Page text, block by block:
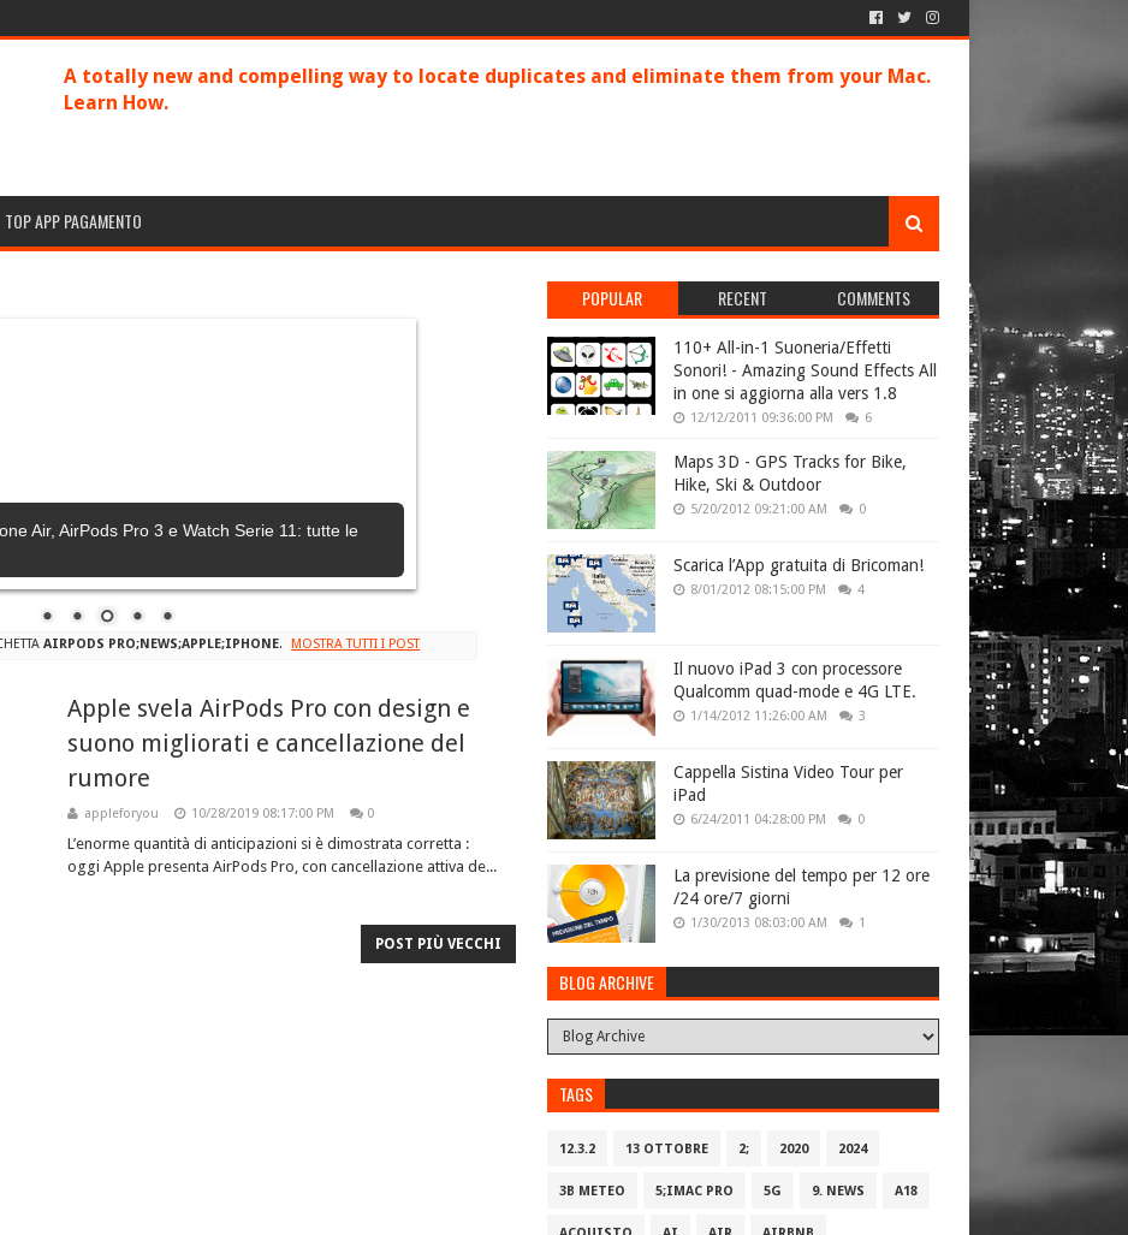
A totally new and compelling way to locate duplicates and eliminate them from your Mac.
Learn How.
TOP APP PAGAMENTO
AIRPODS PRO;NEWS;APPLE;IPHONE. MOSTRA TUTTI I POST
Apple svela AirPods Pro con design e
suono migliorati e cancellazione del
rumore
appleforyou 10/28/2019 08:17:00 PM 0
L’enorme quantità di anticipazioni si è dimostrata corretta :
oggi Apple presenta AirPods Pro, con cancellazione attiva de...
POST PIÙ VECCHI
POPULAR RECENT COMMENTS
110+ All-in-1 Suoneria/Effetti
Sonori! - Amazing Sound Effects All
in one si aggiorna alla vers 1.8
12/12/2011 09:36:00 PM 6
Maps 3D - GPS Tracks for Bike,
Hike, Ski & Outdoor
5/20/2012 09:21:00 AM 0
Scarica l’App gratuita di Bricoman!
8/01/2012 08:15:00 PM 4
Il nuovo iPad 3 con processore
Qualcomm quad-mode e 4G LTE.
1/14/2012 11:26:00 AM 3
Cappella Sistina Video Tour per
iPad
6/24/2011 04:28:00 PM 0
La previsione del tempo per 12 ore
/24 ore/7 giorni
1/30/2013 08:03:00 AM 1
BLOG ARCHIVE
TAGS
12.3.2 13 OTTOBRE 2; 2020 2024
3B METEO 5;IMAC PRO 5G 9. NEWS A18